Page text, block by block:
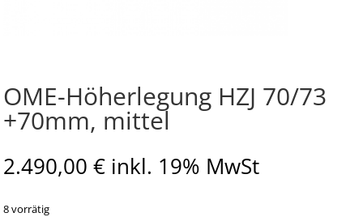
OME-Höherlegung HZJ 70/73
+70mm, mittel
2.490,00 € inkl. 19% MwSt
8 vorrätig